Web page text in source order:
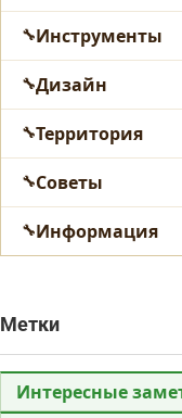
Инструменты
Дизайн
Территория
Советы
Информация
Метки
Интересные